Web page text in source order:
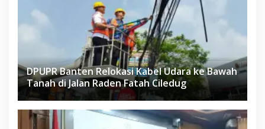
DPUPR Banten Relokasi Kabel Udara ke Bawah
Tanah di Jalan Raden Fatah Ciledug